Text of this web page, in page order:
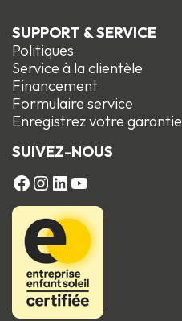
SUPPORT & SERVICE
Politiques
Service à la clientèle
Financement
Formulaire service
Enregistrez votre garantie
SUIVEZ-NOUS
FACEBOOK
Instagram
LinkedIn
YouTube